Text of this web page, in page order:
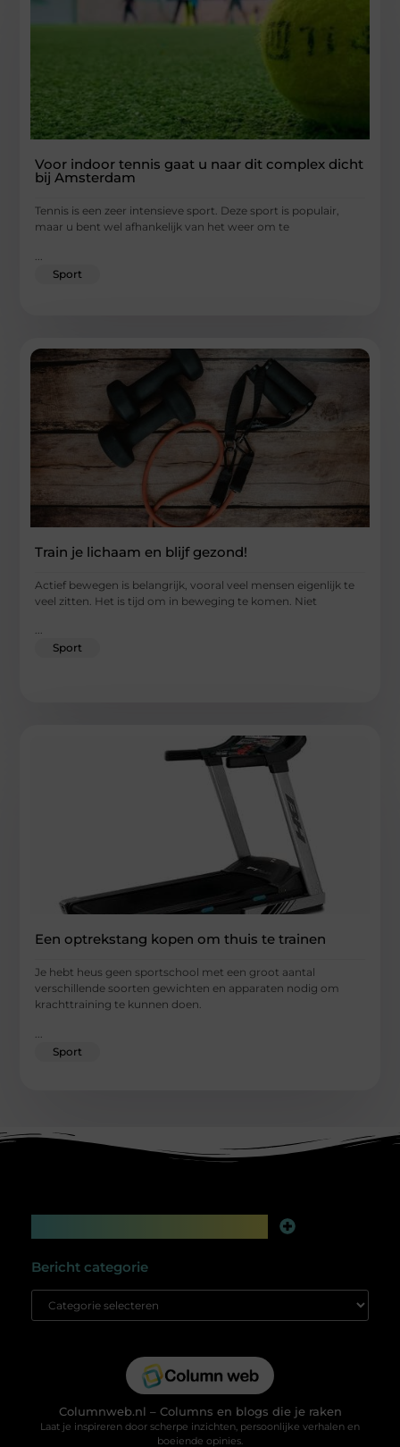
Voor indoor tennis gaat u naar dit complex dicht
bij Amsterdam
Tennis is een zeer intensieve sport. Deze sport is populair,
maar u bent wel afhankelijk van het weer om te
Sport
Train je lichaam en blijf gezond!
Actief bewegen is belangrijk, vooral veel mensen eigenlijk te
veel zitten. Het is tijd om in beweging te komen. Niet
...
Sport
Een optrekstang kopen om thuis te trainen
Je hebt heus geen sportschool met een groot aantal
verschillende soorten gewichten en apparaten nodig om
krachttraining te kunnen doen.
Sport
Bericht categorie
Columnweb.nl – Columns en blogs die je raken
Laat je inspireren door scherpe inzichten, persoonlijke verhalen en
boeiende opinies.